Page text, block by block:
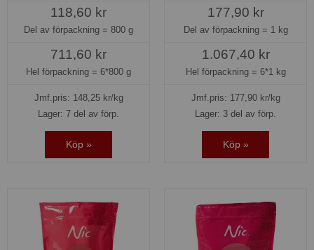
118,60 kr
Del av förpackning = 800 g
711,60 kr
Hel förpackning = 6*800 g
Jmf.pris: 148,25kr/kg
Lager: 7 del av förp.
Köp »
177,90 kr
Del av förpackning = 1 kg
1.067,40 kr
Hel förpackning = 6*1 kg
Jmf.pris: 177,90kr/kg
Lager: 3 del av förp.
Köp »